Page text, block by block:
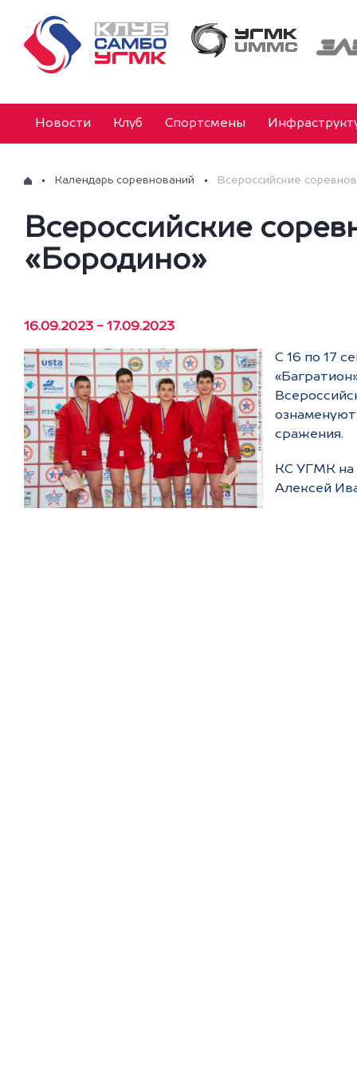
Новости Клуб Спортсмены
Календарь соревнований Всероссийские
Всероссийские
«Бородино»
16.09.2023 - 17.09.2023
С 16 по 17
сражения.
КС УГМК на
Алексей